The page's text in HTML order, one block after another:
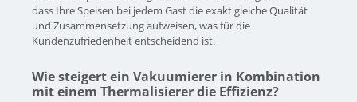
dass Ihre Speisen bei jedem Gast die exakt gleiche Qualität
und Zusammensetzung aufweisen, was für die
Kundenzufriedenheit entscheidend ist.
Wie steigert ein Vakuumierer in Kombination
mit einem Thermalisierer die Effizienz?